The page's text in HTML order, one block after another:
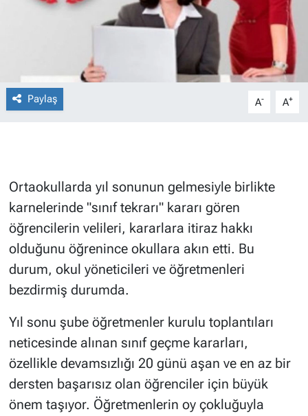
Paylaş A- A+
Ortaokullarda yıl sonunun gelmesiyle birlikte
karnelerinde "sınıf tekrarı" kararı gören
öğrencilerin velileri, kararlara itiraz hakkı
olduğunu öğrenince okullara akın etti. Bu
durum, okul yöneticileri ve öğretmenleri
bezdirmiş durumda.
Yıl sonu şube öğretmenler kurulu toplantıları
neticesinde alınan sınıf geçme kararları,
özellikle devamsızlığı 20 günü aşan ve en az bir
dersten başarısız olan öğrenciler için büyük
önem taşıyor. Öğretmenlerin oy çokluğuyla